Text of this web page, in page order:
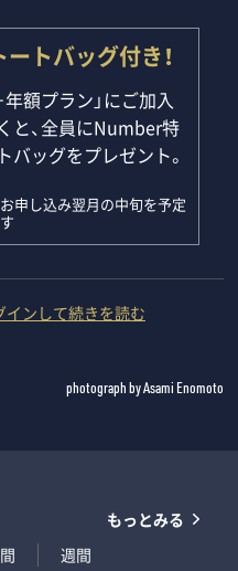
トバッグ付き！
年額プラン」にご加入
と、全員にNumber特
バッグをプレゼント。
申し込み翌月の中旬を予定
ンして続きを読む
photograph by Asami Enomoto
週間
もっとみる